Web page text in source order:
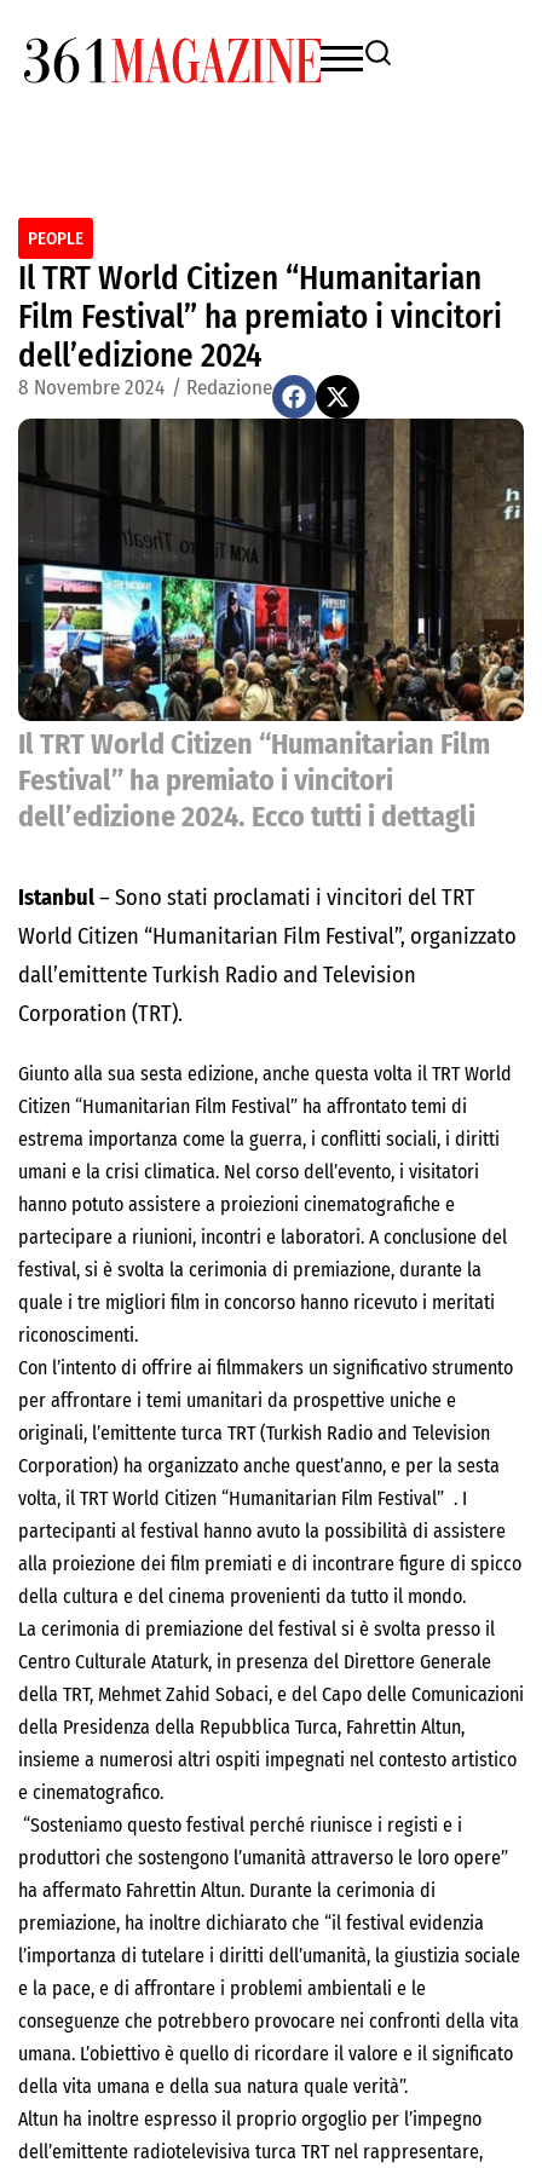
PEOPLE
Il TRT World Citizen “Humanitarian
Film Festival” ha premiato i vincitori
dell’edizione 2024
8 Novembre 2024 / Redazione
Il TRT World Citizen “Humanitarian Film
Festival” ha premiato i vincitori
dell’edizione 2024. Ecco tutti i dettagli
Istanbul– Sono stati proclamati i vincitori del TRT
World Citizen “Humanitarian Film Festival”, organizzato
dall’emittente Turkish Radio and Television
Corporation (TRT).
Giunto alla sua sesta edizione, anche questa volta il TRT World
Citizen “Humanitarian Film Festival” ha affrontato temi di
estrema importanza come la guerra, i conflitti sociali, i diritti
umani e la crisi climatica. Nel corso dell’evento, i visitatori
hanno potuto assistere a proiezioni cinematografiche e
partecipare a riunioni, incontri e laboratori. A conclusione del
festival, si è svolta la cerimonia di premiazione, durante la
quale i tre migliori film in concorso hanno ricevuto i meritati
riconoscimenti.
Con l’intento di offrire ai filmmakers un significativo strumento
per affrontare i temi umanitari da prospettive uniche e
originali, l’emittente turca TRT (Turkish Radio and Television
Corporation) ha organizzato anche quest’anno, e per la sesta
volta, il TRT World Citizen “Humanitarian Film Festival” . I
partecipanti al festival hanno avuto la possibilità di assistere
alla proiezione dei film premiati e di incontrare figure di spicco
della cultura e del cinema provenienti da tutto il mondo.
La cerimonia di premiazione del festival si è svolta presso il
Centro Culturale Ataturk, in presenza del Direttore Generale
della TRT, Mehmet Zahid Sobaci, e del Capo delle Comunicazioni
della Presidenza della Repubblica Turca, Fahrettin Altun,
insieme a numerosi altri ospiti impegnati nel contesto artistico
e cinematografico.
“Sosteniamo questo festival perché riunisce i registi e i
produttori che sostengono l’umanità attraverso le loro opere”
ha affermato Fahrettin Altun. Durante la cerimonia di
premiazione, ha inoltre dichiarato che “il festival evidenzia
l’importanza di tutelare i diritti dell’umanità, la giustizia sociale
e la pace, e di affrontare i problemi ambientali e le
conseguenze che potrebbero provocare nei confronti della vita
umana. L’obiettivo è quello di ricordare il valore e il significato
della vita umana e della sua natura quale verità”.
Altun ha inoltre espresso il proprio orgoglio per l’impegno
dell’emittente radiotelevisiva turca TRT nel rappresentare,